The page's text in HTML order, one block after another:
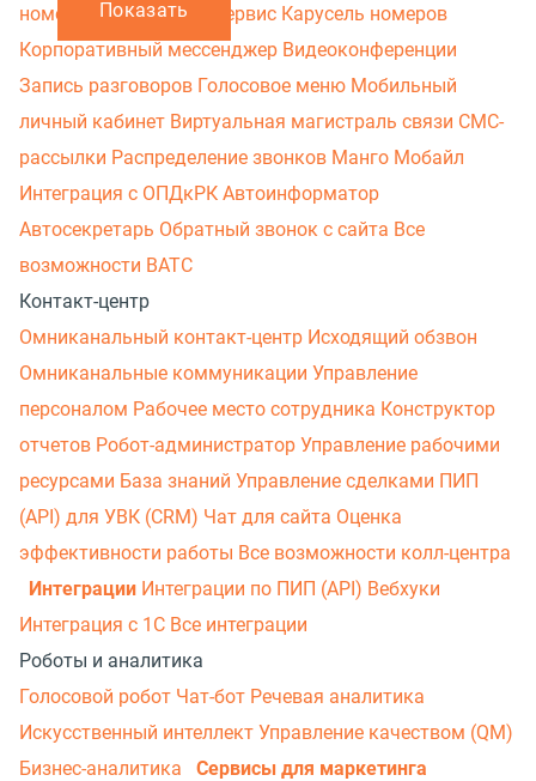
Показать
номер
ЭтикеткаМАВ сервис Карусель номеров
Корпоративный мессенджер Видеоконференции
Запись разговоров Голосовое меню Мобильный
личный кабинет Виртуальная магистраль связи СМС-
рассылки Распределение звонков Манго Мобайл
Интеграция с ОПДкРК Автоинформатор
Автосекретарь Обратный звонок с сайта Все
возможности ВАТС
Контакт-центр
Омниканальный контакт-центр Исходящий обзвон
Омниканальные коммуникации Управление
персоналом Рабочее место сотрудника Конструктор
отчетов Робот-администратор Управление рабочими
ресурсами База знаний Управление сделками ПИП
(API) для УВК (CRM) Чат для сайта Оценка
эффективности работы Все возможности колл-центра
Интеграции Интеграции по ПИП (API) Вебхуки
Интеграция с 1С Все интеграции
Роботы и аналитика
Голосовой робот Чат-бот Речевая аналитика
Искусственный интеллект Управление качеством (QM)
Бизнес-аналитика
Сервисы для маркетинга